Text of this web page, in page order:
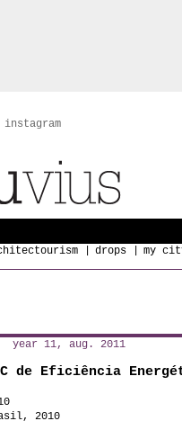
instagram
drops my
year 11, aug. 2011
de Eficiência
2010